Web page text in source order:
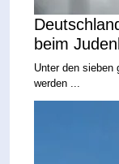
beim
Unter den sieben
werden ...